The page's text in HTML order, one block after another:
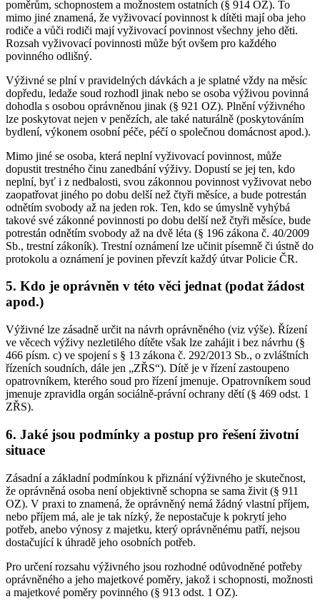
poměrům, schopnostem a možnostem ostatních (§ 914 OZ). To
mimo jiné znamená, že vyživovací povinnost k dítěti mají oba jeho
rodiče a vůči rodiči mají vyživovací povinnost všechny jeho děti.
Rozsah vyživovací povinnosti může být ovšem pro každého
povinného odlišný.
Výživné se plní v pravidelných dávkách a je splatné vždy na měsíc
dopředu, ledaže soud rozhodl jinak nebo se osoba výživou povinná
dohodla s osobou oprávněnou jinak (§ 921 OZ). Plnění výživného
lze poskytovat nejen v penězích, ale také naturálně (poskytováním
bydlení, výkonem osobní péče, péčí o společnou domácnost apod.).
Mimo jiné se osoba, která neplní vyživovací povinnost, může
dopustit trestného činu zanedbání výživy. Dopustí se jej ten, kdo
neplní, byť i z nedbalosti, svou zákonnou povinnost vyživovat nebo
zaopatřovat jiného po dobu delší než čtyři měsíce, a bude potrestán
odnětím svobody až na jeden rok. Ten, kdo se úmyslně vyhýbá
takové své zákonné povinnosti po dobu delší než čtyři měsíce, bude
potrestán odnětím svobody až na dvě léta (§ 196 zákona č. 40/2009
Sb., trestní zákoník). Trestní oznámení lze učinit písemně či ústně do
protokolu a oznámení je povinen převzít každý útvar Policie ČR.
5. Kdo je oprávněn v této věci jednat (podat žádost
apod.)
Výživné lze zásadně určit na návrh oprávněného (viz výše). Řízení
ve věcech výživy nezletilého dítěte však lze zahájit i bez návrhu (§
466 písm. c) ve spojení s § 13 zákona č. 292/2013 Sb., o zvláštních
řízeních soudních, dále jen „ZŘS“). Dítě je v řízení zastoupeno
opatrovníkem, kterého soud pro řízení jmenuje. Opatrovníkem soud
jmenuje zpravidla orgán sociálně-právní ochrany dětí (§ 469 odst. 1
ZŘS).
6. Jaké jsou podmínky a postup pro řešení životní
situace
Zásadní a základní podmínkou k přiznání výživného je skutečnost,
že oprávněná osoba není objektivně schopna se sama živit (§ 911
OZ). V praxi to znamená, že oprávněný nemá žádný vlastní příjem,
nebo příjem má, ale je tak nízký, že nepostačuje k pokrytí jeho
potřeb, anebo výnosy z majetku, který oprávněnému patří, nejsou
dostačující k úhradě jeho osobních potřeb.
Pro určení rozsahu výživného jsou rozhodné odůvodněné potřeby
oprávněného a jeho majetkové poměry, jakož i schopnosti, možnosti
a majetkové poměry povinného (§ 913 odst. 1 OZ).